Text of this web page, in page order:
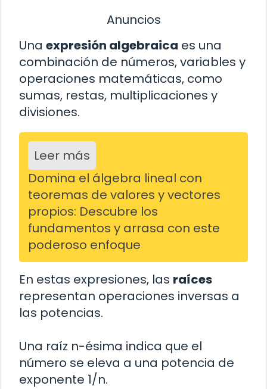
Anuncios
Una expresión algebraica es una
combinación de números, variables y
operaciones matemáticas, como
sumas, restas, multiplicaciones y
divisiones.
Leer más
Domina el álgebra lineal con
teoremas de valores y vectores
propios: Descubre los
fundamentos y arrasa con este
poderoso enfoque
En estas expresiones, las raíces
representan operaciones inversas a
las potencias.
Una raíz n-ésima indica que el
número se eleva a una potencia de
exponente 1/n.